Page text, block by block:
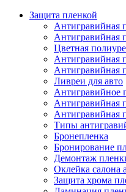
Защита пленкой
Антигравийная
Антигравийная
Цветная
Антигравийная
Антигравийная
Ливреи для авто
Антигравийное
Антигравийная
Антигравийная
Типы
Бронепленка
Бронирование
Демонтаж
Оклейка салона
Защита хрома